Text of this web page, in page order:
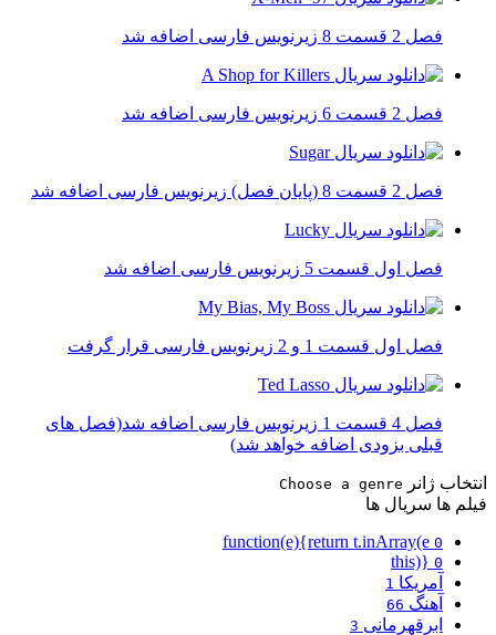
فصل 2 قسمت 8 زیرنویس فارسی اضافه شد
فصل 2 قسمت 6 زیرنویس فارسی اضافه شد
فصل 2 قسمت 8 (پایان فصل) زیرنویس فارسی اضافه شد
فصل اول قسمت 5 زیرنویس فارسی اضافه شد
فصل اول قسمت 1 و 2 زیرنویس فارسی قرار گرفت
فصل 4 قسمت 1 زیرنویس فارسی اضافه شد(فصل های
قبلی بزودی اضافه خواهد شد)
انتخاب ژانر Choose a genre
فیلم ها سریال ها
function(e){return t.inArray(e 0
this)} 0
آمریکا 1
آهنگ 66
ابرقهرمانی 3